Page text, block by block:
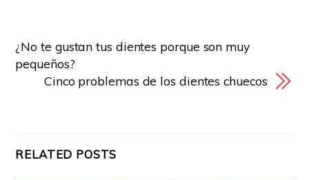
¿No te gustan tus dientes porque son muy
pequeños?
Cinco problemas de los dientes chuecos
RELATED POSTS